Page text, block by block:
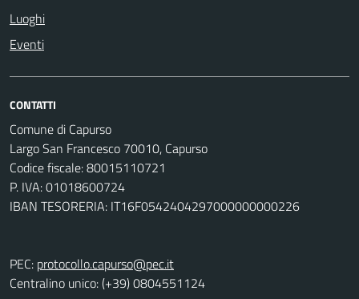
Luoghi
Eventi
CONTATTI
Comune di Capurso
Largo San Francesco 70010, Capurso
Codice fiscale: 80015110721
P. IVA: 01018600724
IBAN TESORERIA: IT16F0542404297000000000226
PEC: protocollo.capurso@pec.it
Centralino unico: (+39) 0804551124